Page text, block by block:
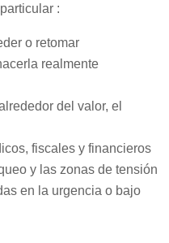
:
o retomar
realmente
del valor, el
fiscales y financieros
y las zonas de tensión
en la urgencia o bajo